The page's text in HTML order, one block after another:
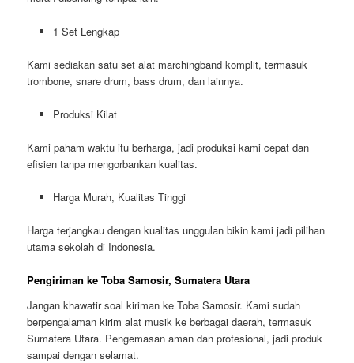
1 Set Lengkap
Kami sediakan satu set alat marchingband komplit, termasuk
trombone, snare drum, bass drum, dan lainnya.
Produksi Kilat
Kami paham waktu itu berharga, jadi produksi kami cepat dan
efisien tanpa mengorbankan kualitas.
Harga Murah, Kualitas Tinggi
Harga terjangkau dengan kualitas unggulan bikin kami jadi pilihan
utama sekolah di Indonesia.
Pengiriman ke Toba Samosir, Sumatera Utara
Jangan khawatir soal kiriman ke Toba Samosir. Kami sudah
berpengalaman kirim alat musik ke berbagai daerah, termasuk
Sumatera Utara. Pengemasan aman dan profesional, jadi produk
sampai dengan selamat.